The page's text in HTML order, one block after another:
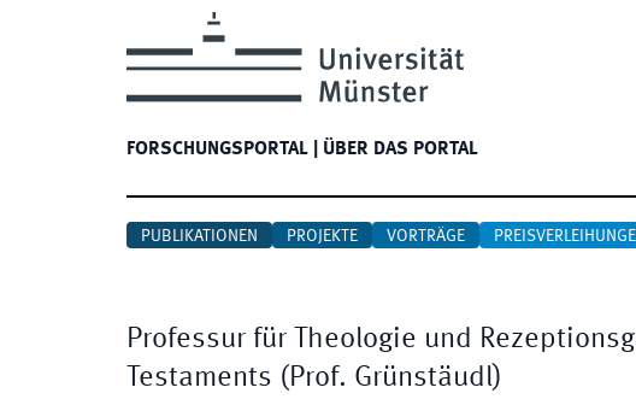
FORSCHUNGSPORTAL ÜBER DAS PORTAL
PUBLIKATIONEN PROJEKTE VORTRÄGE
Professur für Theologie und
Testaments (Prof. Grünstäudl)